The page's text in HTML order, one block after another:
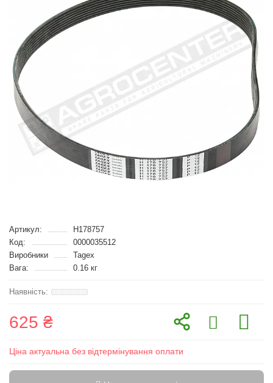
Артикул:
H178757
Код:
0000035512
Виробники
Tagex
Вага:
0.16 кг
625 ₴
Ціна актуальна без відтермінування оплати